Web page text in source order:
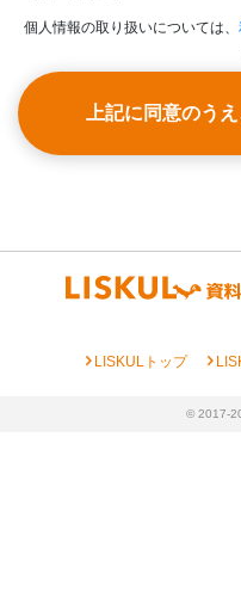
個人情報の取り扱いについては、
上記に同意のう
chevron_rightLISKULトップ chevron_right
© 2017-